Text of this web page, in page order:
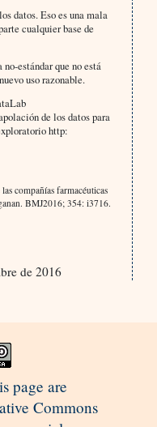
datos. Eso es una mala
cualquier base de
estándar que no está
uso razonable.
de los datos para
http:
compañías farmacéuticas
BMJ2016; 354: i3716.
de 2016
page are
Commons